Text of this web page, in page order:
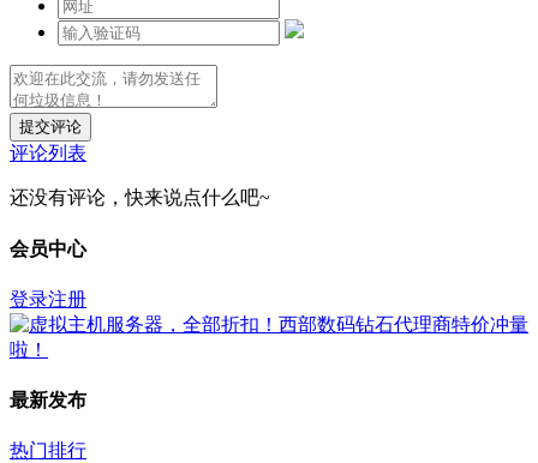
提交评论
评论列表
还没有评论，快来说点什么吧~
会员中心
登录注册
最新发布
热门排行